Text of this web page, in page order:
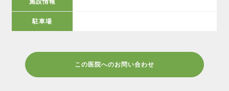
駐車場
この医院へのお問い合わせ